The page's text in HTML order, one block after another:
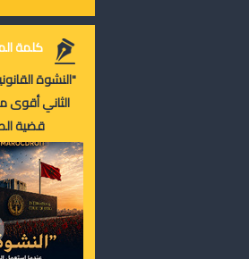
كلمة
"النشوة
الثاني أقوى
قضية